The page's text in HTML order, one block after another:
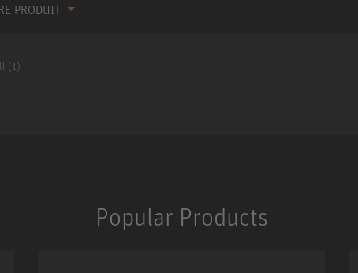
PRODUIT
(1)
Popular Products